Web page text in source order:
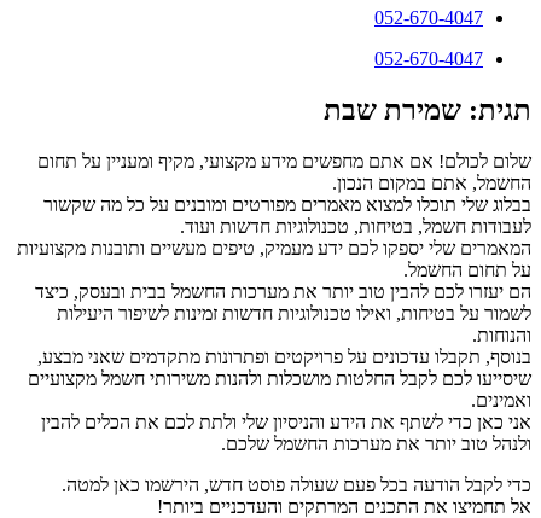
052-670-4047
052-670-4047
תגית: שמירת שבת
שלום לכולם! אם אתם מחפשים מידע מקצועי, מקיף ומעניין על תחום
החשמל, אתם במקום הנכון.
בבלוג שלי תוכלו למצוא מאמרים מפורטים ומובנים על כל מה שקשור
לעבודות חשמל, בטיחות, טכנולוגיות חדשות ועוד.
המאמרים שלי יספקו לכם ידע מעמיק, טיפים מעשיים ותובנות מקצועיות
על תחום החשמל.
הם יעזרו לכם להבין טוב יותר את מערכות החשמל בבית ובעסק, כיצד
לשמור על בטיחות, ואילו טכנולוגיות חדשות זמינות לשיפור היעילות
והנוחות.
בנוסף, תקבלו עדכונים על פרויקטים ופתרונות מתקדמים שאני מבצע,
שיסייעו לכם לקבל החלטות מושכלות ולהנות משירותי חשמל מקצועיים
ואמינים.
אני כאן כדי לשתף את הידע והניסיון שלי ולתת לכם את הכלים להבין
ולנהל טוב יותר את מערכות החשמל שלכם.
כדי לקבל הודעה בכל פעם שעולה פוסט חדש, הירשמו כאן למטה.
אל תחמיצו את התכנים המרתקים והעדכניים ביותר!